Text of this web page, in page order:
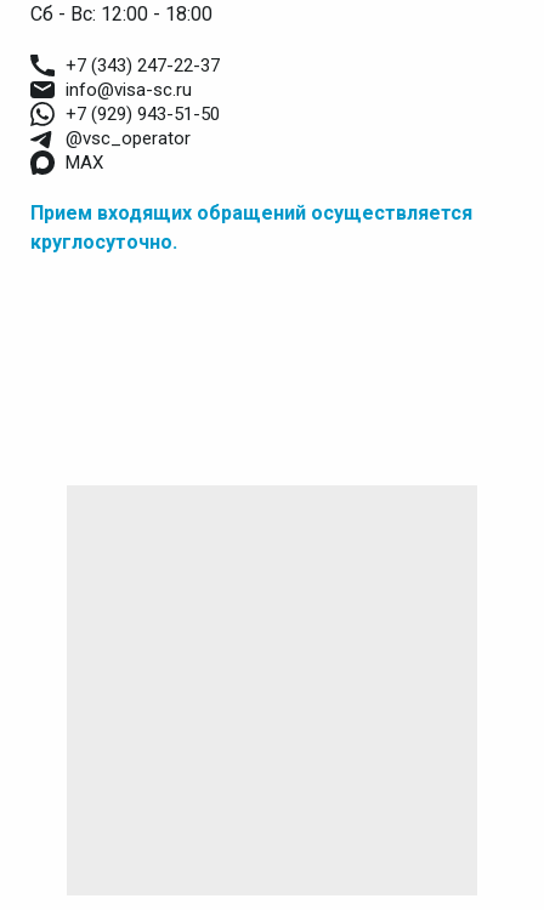
Сб - Вс: 12:00 - 18:00
+7 (343) 247-22-37
info@visa-sc.ru
+7 (929) 943-51-50
@vsc_operator
MAX
Прием входящих обращений осуществляется
круглосуточно.